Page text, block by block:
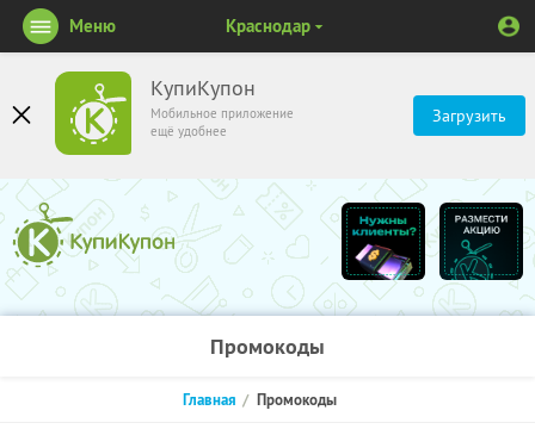
КупиКупон
Мобильное приложение
ещё удобнее
Загрузить
Меню Краснодар
Промокоды
Главная Промокоды